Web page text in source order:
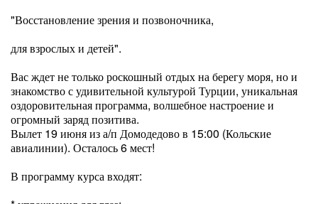
"Восстановление зрения и позвоночника,
для взрослых и детей".
Вас ждет не только роскошный отдых на берегу моря, но и
знакомство с удивительной культурой Турции, уникальная
оздоровительная программа, волшебное настроение и
огромный заряд позитива.
Вылет 19 июня из а/п Домодедово в 15:00 (Кольские
авиалинии). Осталось 6 мест!
В программу курса входят: